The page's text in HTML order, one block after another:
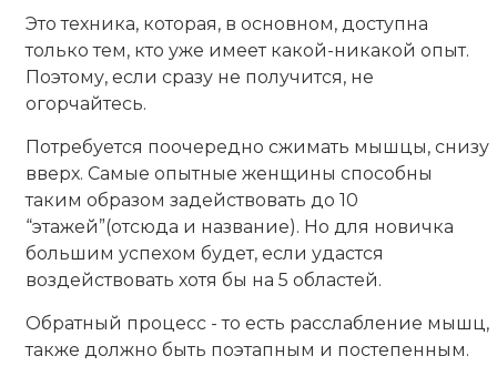
Это техника, которая, в основном, доступна
только тем, кто уже имеет какой-никакой опыт.
Поэтому, если сразу не получится, не
огорчайтесь.
Потребуется поочередно сжимать мышцы, снизу
вверх. Самые опытные женщины способны
таким образом задействовать до 10
“этажей”(отсюда и название). Но для новичка
большим успехом будет, если удастся
воздействовать хотя бы на 5 областей.
Обратный процесс - то есть расслабление мышц,
также должно быть поэтапным и постепенным.